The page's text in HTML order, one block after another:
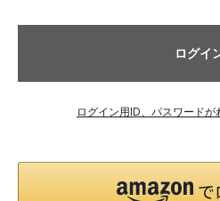
ログイ
ログイン用ID、パスワード